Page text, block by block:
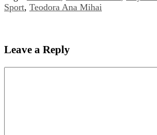
Sport, Teodora Ana Mihai
Leave a Reply